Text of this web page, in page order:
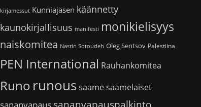
kirjamessut Kunniajäsen käännetty
kaunokirjallisuus manifesti monikielisyys
naiskomitea Nasrin Sotoudeh Oleg Sentsov Palestiina
PEN International Rauhankomitea
Runo runoussaamesaamelaiset
sananvapaus sananvapauspalkinto